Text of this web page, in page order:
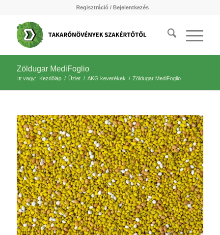
Regisztráció / Bejelentkezés
Zöldugar MediFoglio
Itt vagy: Kezdőlap / Üzlet / AKG keverékek / Zöldugar MediFoglio